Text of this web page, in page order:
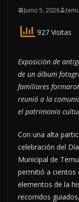
Junio 5, 2026
927 Visitas
Exposición de
de un álbum
familiares
reunió a la
el patrimonio
Con una alta
celebración del
Municipal de
permitió a cientos
elementos de la
recorridos